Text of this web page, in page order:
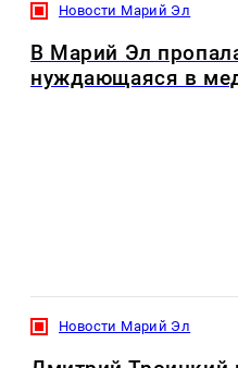
Новости Марий Эл
В Марий Эл
нуждающаяся в
Новости Марий Эл